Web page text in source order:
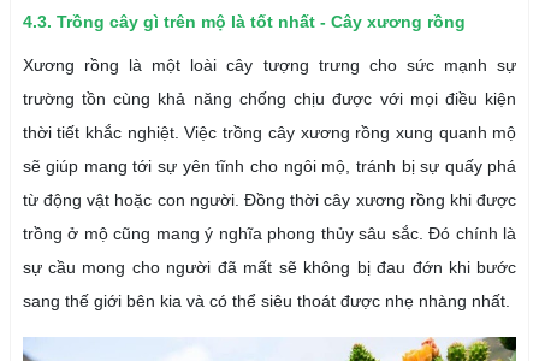
4.3. Trồng cây gì trên mộ là tốt nhất - Cây xương rồng
Xương rồng là một loài cây tượng trưng cho sức mạnh sự
trường tồn cùng khả năng chống chịu được với mọi điều kiện
thời tiết khắc nghiệt. Việc trồng cây xương rồng xung quanh mộ
sẽ giúp mang tới sự yên tĩnh cho ngôi mộ, tránh bị sự quấy phá
từ động vật hoặc con người. Đồng thời cây xương rồng khi được
trồng ở mộ cũng mang ý nghĩa phong thủy sâu sắc. Đó chính là
sự cầu mong cho người đã mất sẽ không bị đau đớn khi bước
sang thế giới bên kia và có thể siêu thoát được nhẹ nhàng nhất.